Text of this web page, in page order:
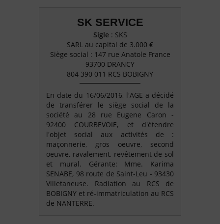
SK SERVICE
Sigle : SKS
SARL au capital de 3.000 €
Siège social : 147 rue Anatole France
93700 DRANCY
804 390 011 RCS BOBIGNY
En date du 16/06/2016, l'AGE a décidé
de transférer le siège social de la
société au 28 rue Eugene Caron -
92400 COURBEVOIE, et d'étendre
l'objet social aux activités de :
maçonnerie, gros oeuvre, second
oeuvre, ravalement, revêtement de sol
et mural. Gérante: Mme. Karima
SENABE, 98 route de Saint-Leu - 93430
Villetaneuse. Radiation au RCS de
BOBIGNY et ré-immatriculation au RCS
de NANTERRE.